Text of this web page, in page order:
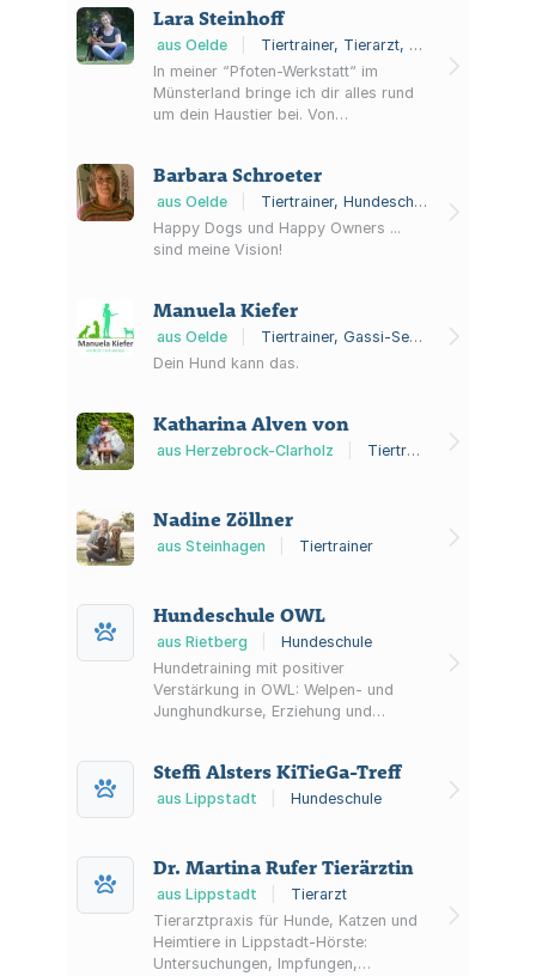
Mischlinge, jüngere und ältere
Hundehalter. Wir bieten unser Wissen,
um Ihnen bei der Erziehung und
Ausbildung des Hundes zu helfen. Bei
uns finden Sie: Agility, Basis-
Lara Steinhoff
aus Oelde
Tiertrainer, Tierarzt, Gassi-Service
In meiner “Pfoten-Werkstatt“ im
Münsterland bringe ich dir alles rund
um dein Haustier bei. Von
aktuellen Themen bis zur tierärztlichen
Verhaltenstherapie und Beratung.
Training: Im Training legen wir
gemeinsam die Grundsteine für ein
auch im Einzeltraining train...
Barbara Schroeter
aus Oelde
Tiertrainer, Hundeschule
Happy Dogs und Happy Owners ...
sind meine Vision!
Manuela Kiefer
aus Oelde
Tiertrainer, Gassi-Service, Tierverhaltensberatung
Dein Hund kann das.
Katharina Alven von
aus Herzebrock-Clarholz Tiertrainer, Händler für Tierprodukte, Tierverhaltensberatung
Nadine Zöllner
aus Steinhagen Tiertrainer
Hundeschule OWL
aus Rietberg
Hundeschule
Hundetraining mit positiver
Verstärkung in OWL: Welpen- und
Junghundkurse, Erziehung und
Beschäftigungskurse und Workshops.
Steffi Alsters KiTieGa-Treff
aus Lippstadt Hundeschule
Dr. Martina Rufer Tierärztin
aus Lippstadt
Tierarzt
Tierarztpraxis für Hunde, Katzen und
Heimtiere in Lippstadt-Hörste:
Untersuchungen, Impfungen,